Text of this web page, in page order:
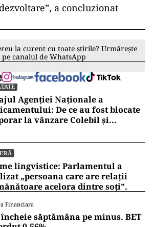
a concluzionat
la curent cu toate știrile? Urmărește
canalul de WhatsApp
Agenției Naționale a
De ce au fost blocate
la vânzare Colebil și
lingvistice: Parlamentul a
„persoana care are relații
acelora dintre soți”.
Financiara
încheie săptămâna pe minus. BET